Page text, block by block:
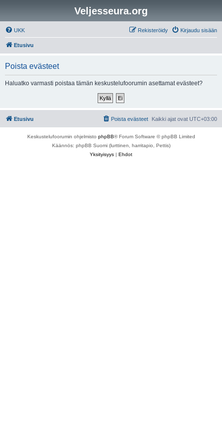
Veljesseura.org
UKK Kirjaudu sisään
Rekisteröidy
Etusivu
Poista evästeet
Haluatko varmasti poistaa tämän keskustelufoorumin asettamat evästeet?
Etusivu Kaikki ajat ovat UTC+03:00
Poista evästeet
Keskustelufoorumin ohjelmisto phpBB® Forum Software © phpBB Limited
Käännös: phpBB Suomi (lurttinen, harritapio, Pettis)
Yksityisyys | Ehdot